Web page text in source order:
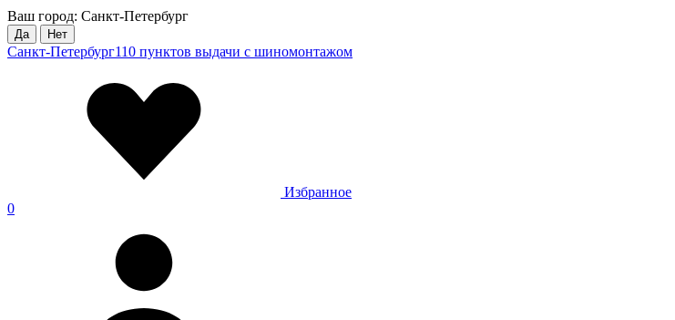
Ваш город: Санкт-Петербург
Да Нет
Санкт-Петербург110 пунктов выдачи с шиномонтажом
Избранное
0